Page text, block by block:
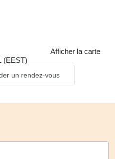
Afficher la carte
(EEST)
un rendez-vous